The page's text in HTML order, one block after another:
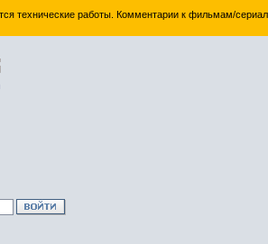
технические работы. Комментарии к фильмам/